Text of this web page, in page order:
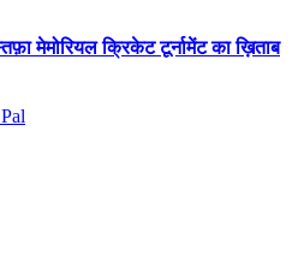
मेमोरियल क्रिकेट टूर्नामेंट का ख़िताब